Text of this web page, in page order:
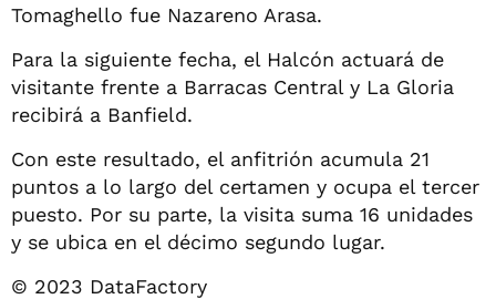
Tomaghello fue Nazareno Arasa.
Para la siguiente fecha, el Halcón actuará de
visitante frente a Barracas Central y La Gloria
recibirá a Banfield.
Con este resultado, el anfitrión acumula 21
puntos a lo largo del certamen y ocupa el tercer
puesto. Por su parte, la visita suma 16 unidades
y se ubica en el décimo segundo lugar.
© 2023 DataFactory